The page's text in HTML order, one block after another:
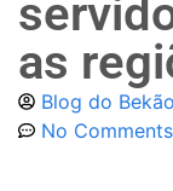
as
Blog do Bekão
No Comments